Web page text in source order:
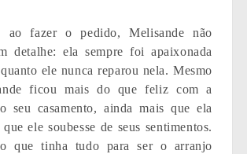
ao fazer o pedido, Melisande não
detalhe: ela sempre foi apaixonada
ele nunca reparou nela. Mesmo
ficou mais do que feliz com a
seu casamento, ainda mais que ela
ele soubesse de seus sentimentos.
que tinha tudo para ser o arranjo